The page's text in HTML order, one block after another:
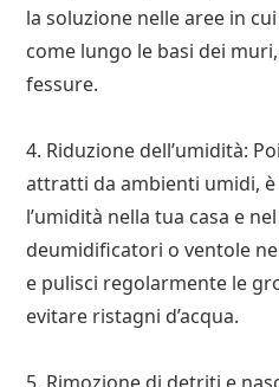
la soluzione nelle aree in
come lungo le basi dei
fessure.
4. Riduzione dell’umidità:
attratti da ambienti umidi,
l’umidità nella tua casa e
deumidificatori o ventole
e pulisci regolarmente le
evitare ristagni d’acqua.